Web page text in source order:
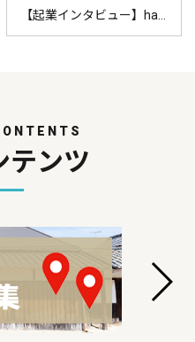
テンツ